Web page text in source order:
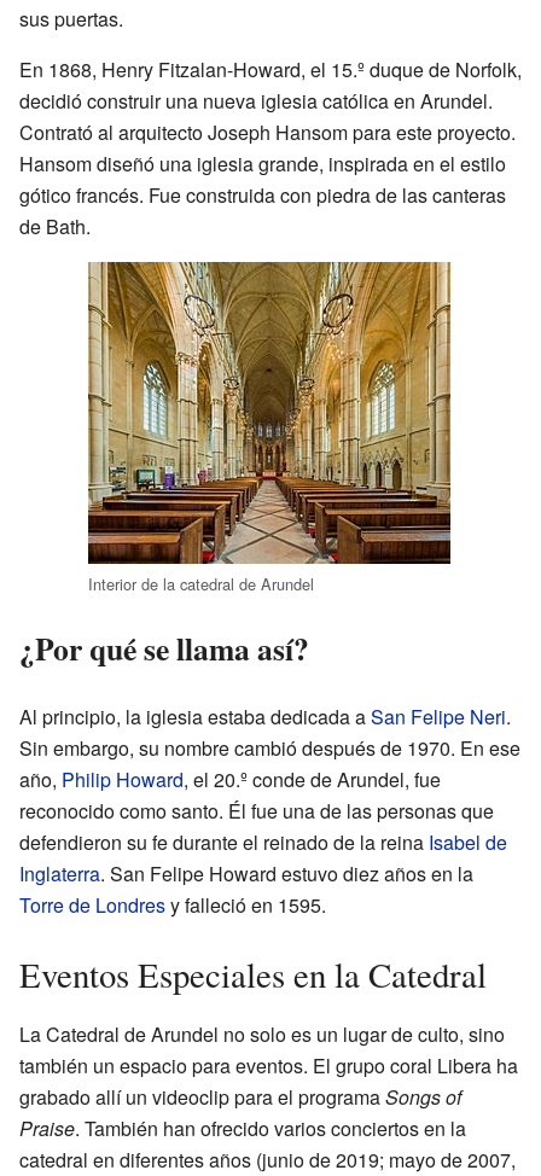
sus puertas.
En 1868, Henry Fitzalan-Howard, el 15.º duque de Norfolk,
decidió construir una nueva iglesia católica en Arundel.
Contrató al arquitecto Joseph Hansom para este proyecto.
Hansom diseñó una iglesia grande, inspirada en el estilo
gótico francés. Fue construida con piedra de las canteras
de Bath.
Interior de la catedral de Arundel
¿Por qué se llama así?
Al principio, la iglesia estaba dedicada aSan Felipe Neri.
Sin embargo, su nombre cambió después de 1970. En ese
año, Philip Howard, el 20.º conde de Arundel, fue
reconocido como santo. Él fue una de las personas que
defendieron su fe durante el reinado de la reina Isabel de
Inglaterra. San Felipe Howard estuvo diez años en la
Torre de Londresy falleció en 1595.
Eventos Especiales en la Catedral
La Catedral de Arundel no solo es un lugar de culto, sino
también un espacio para eventos. El grupo coral Libera ha
grabado allí un videoclip para el programaSongs of
Praise. También han ofrecido varios conciertos en la
catedral en diferentes años (junio de 2019; mayo de 2007,